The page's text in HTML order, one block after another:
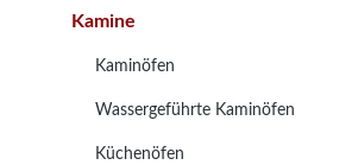
Kamine
Kaminöfen
Wassergeführte Kaminöfen
Küchenöfen